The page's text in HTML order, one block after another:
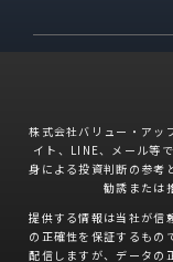
株式会社バリュー・アッ
イト、LINE、メール等
身による投資判断の参考
勧誘または
提供する情報は当社が信
の正確性を保証するもの
配信しますが、データの